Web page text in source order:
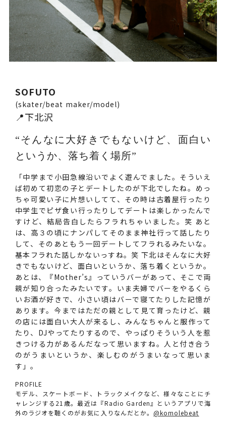
SOFUTO
(skater/beat maker/model)
📍下北沢
“そんなに大好きでもないけど、面白い
というか、落ち着く場所”
「中学まで小田急線沿いでよく遊んでました。そういえ
ば初めて初恋の子とデートしたのが下北でしたね。めっ
ちゃ可愛い子に片想いしてて、その時は古着屋行ったり
中学生でピザ食い行ったりしてデートは楽しかったんで
すけど、結局告白したらフラれちゃいました。笑 あと
は、高３の頃にナンパしてそのまま神社行って話したり
して、そのあともう一回デートしてフラれるみたいな。
基本フラれた話しかないっすね。笑 下北はそんなに大好
きでもないけど、面白いというか、落ち着くというか。
あとは、『Mother’s』っていうバーがあって、そこで両
親が知り合ったみたいです。いま夫婦でバーをやるくら
いお酒が好きで、小さい頃はバーで寝てたりした記憶が
あります。今まではただの親として見て育ったけど、親
の店には面白い大人が来るし、みんなちゃんと服作って
たり、DJやってたりするので、やっぱりそういう人を惹
きつける力があるんだなって思いますね。人と付き合う
のがうまいというか、楽しむのがうまいなって思いま
す」。
PROFILE
モデル、スケートボード、トラックメイクなど、様々なことにチ
ャレンジする21歳。最近は『Radio Garden』というアプリで海
外のラジオを聴くのがお気に入りなんだとか。 @komolebeat